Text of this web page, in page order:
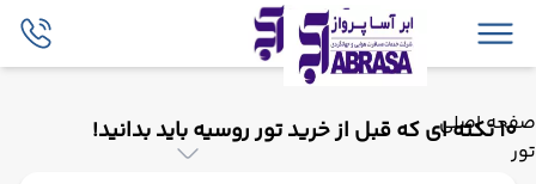
صفحه اصلی
تور
10 نکته ای که قبل از خرید تور روسیه باید بدانید!